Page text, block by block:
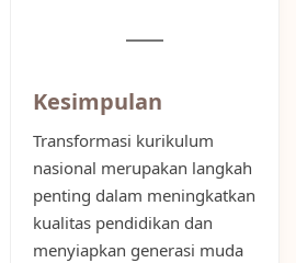
Kesimpulan
Transformasi kurikulum
nasional merupakan langkah
penting dalam meningkatkan
kualitas pendidikan dan
menyiapkan generasi muda